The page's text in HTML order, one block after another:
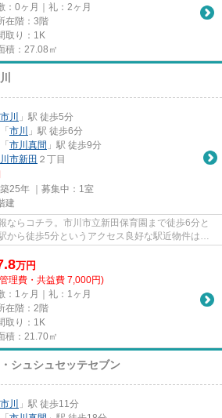
：0ヶ月｜礼：2ヶ月
在階：3階
取り：1K
積：27.08㎡
市川
」駅 徒歩5分
「 市川
」駅 徒歩6分
「 市川真間 」駅 徒歩9分
市新田 ２丁目
25年 ｜募集中： 1室
建
ならコチラ。市川市立新田保育園まで徒歩6分と
から徒歩5分というアクセス良好な駅近物件はい
初...
万円
理費・共益費 7,000円)
：1ヶ月｜礼：1ヶ月
在階：2階
取り：1K
積：21.70㎡
シュシュセッテセブン
市川
」駅 徒歩11分